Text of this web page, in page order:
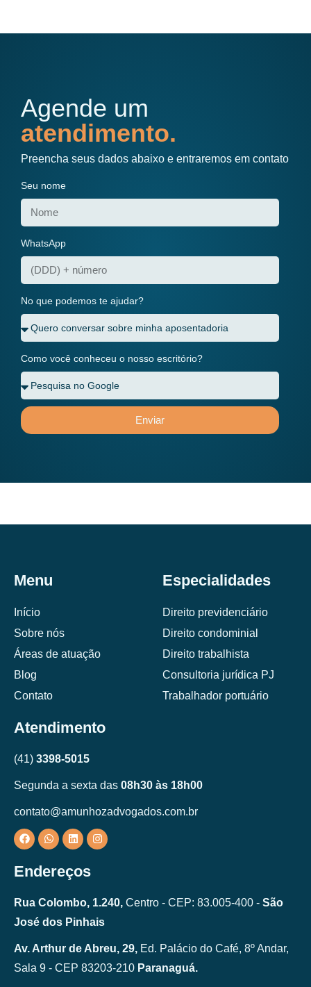
Agende um
atendimento.
Preencha seus dados abaixo e entraremos em contato
Seu nome
WhatsApp
No que podemos te ajudar?
Como você conheceu o nosso escritório?
Enviar
Menu
Início
Sobre nós
Áreas de atuação
Blog
Contato
Especialidades
Direito previdenciário
Direito condominial
Direito trabalhista
Consultoria jurídica PJ
Trabalhador portuário
Atendimento
(41) 3398-5015
Segunda a sexta das 08h30 às 18h00
contato@amunhozadvogados.com.br
Endereços
Rua Colombo, 1.240, Centro - CEP: 83.005-400 - São
José dos Pinhais
Av. Arthur de Abreu, 29, Ed. Palácio do Café, 8º Andar,
Sala 9 - CEP 83203-210 Paranaguá.